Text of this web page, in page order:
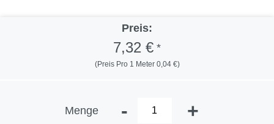
Preis:
7,32 € *
(Preis Pro 1 Meter 0,04 €)
Menge - +